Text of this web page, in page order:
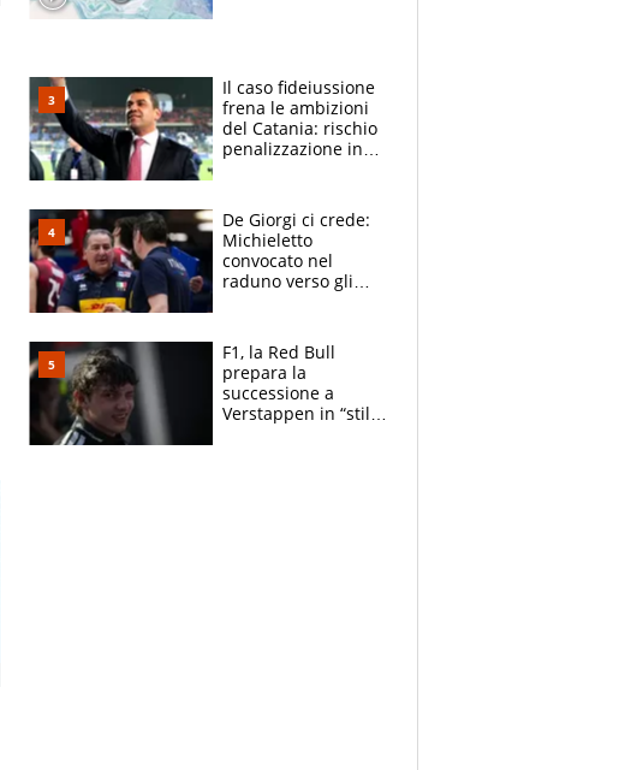
Il caso fideiussione
frena le ambizioni
del Catania: rischio
penalizzazione in
De Giorgi ci crede:
Michieletto
convocato nel
raduno verso gli
F1, la Red Bull
prepara la
successione a
Verstappen in “stile